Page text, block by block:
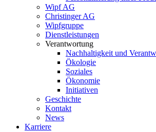
Wipf AG
Christinger AG
Wipfgruppe
Dienstleistungen
Verantwortung
Nachhaltigkeit und
Ökologie
Soziales
Ökonomie
Initiativen
Geschichte
Kontakt
News
Karriere